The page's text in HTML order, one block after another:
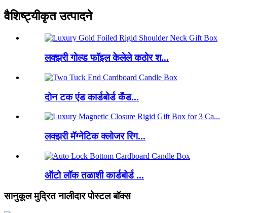
वैशिष्ट्यीकृत उत्पादने
लक्झरी गोल्ड फॉइल केलेले कठोर श...
दोन टक एंड कार्डबोर्ड कॅंड...
लक्झरी मॅग्नेटिक क्लोजर रिग...
ऑटो लॉक तळाशी कार्डबोर्ड ...
सानुकूल मुद्रित नालीदार पोस्टल बॉक्स